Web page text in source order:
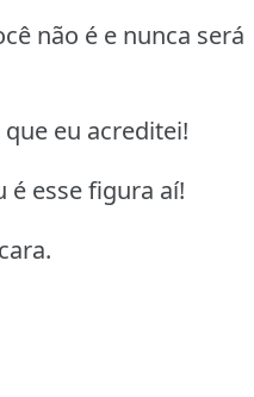
não é e nunca será
eu acreditei!
é esse figura aí!